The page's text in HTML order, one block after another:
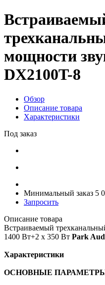
мощности
DX2100T-8
Обзор
Описание товара
Характеристики
Под заказ
Минимальный заказ 5
Запросить
Описание товара
Встраиваемый
1400 Вт+2 x 350 Вт Park
Характеристики
ОСНОВНЫЕ